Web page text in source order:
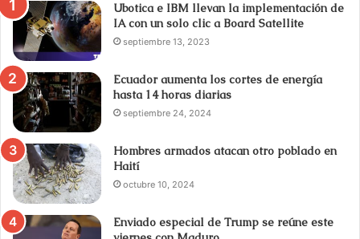
Ubotica e IBM llevan la implementación de
IA con un solo clic a Board Satellite
septiembre 13, 2023
Ecuador aumenta los cortes de energía
hasta 14 horas diarias
septiembre 24, 2024
Hombres armados atacan otro poblado en
Haití
octubre 10, 2024
Enviado especial de Trump se reúne este